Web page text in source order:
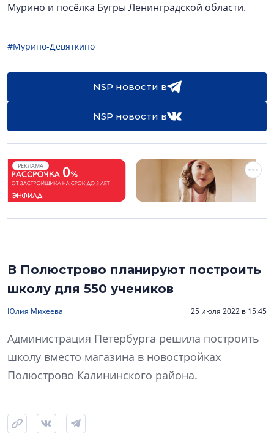
Мурино и посёлка Бугры Ленинградской области.
#Мурино-Девяткино
NSP новости в
NSP новости в
РЕКЛАМА
В Полюстрово планируют построить
школу для 550 учеников
Юлия Михеева 25 июля 2022 в 15:45
Администрация Петербурга решила построить
школу вместо магазина в новостройках
Полюстрово Калининского района.